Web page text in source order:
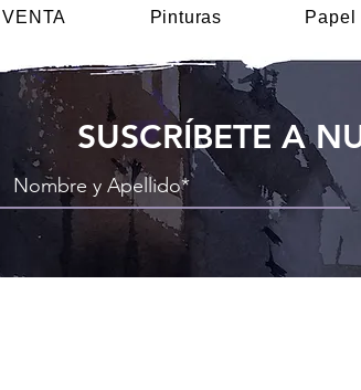
Pinturas Papel
SUSCRÍBETE A